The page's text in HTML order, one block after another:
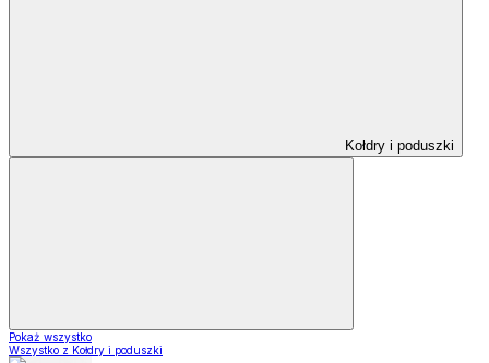
Kołdry i poduszki
Pokaż wszystko
Wszystko z Kołdry i poduszki